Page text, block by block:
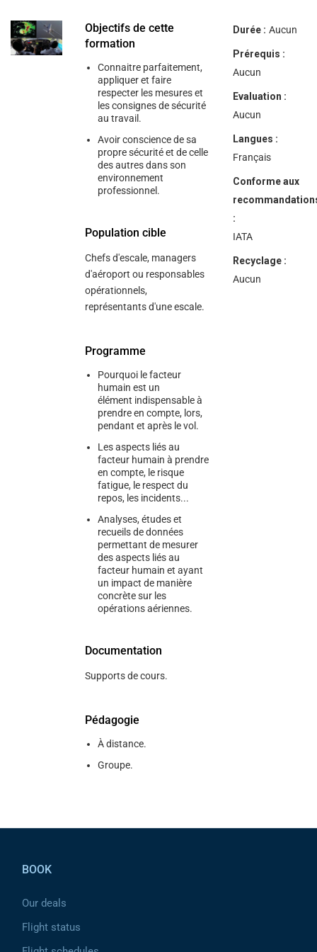
navigate
and
interact
Objectifs de cette
formation
Connaitre parfaitement,
appliquer et faire
respecter les mesures et
les consignes de sécurité
au travail.
Avoir conscience de sa
propre sécurité et de celle
des autres dans son
environnement
professionnel.
Population cible
Chefs d'escale, managers
d'aéroport ou responsables
opérationnels,
représentants d'une escale.
Programme
Pourquoi le facteur
humain est un
élément indispensable à
prendre en compte, lors,
pendant et après le vol.
Les aspects liés au
facteur humain à prendre
en compte, le risque
fatigue, le respect du
repos, les incidents...
Analyses, études et
recueils de données
permettant de mesurer
des aspects liés au
facteur humain et ayant
un impact de manière
concrète sur les
opérations aériennes.
Documentation
Supports de cours.
Pédagogie
À distance.
Groupe.
Durée : Aucun
Prérequis :
Aucun
Evaluation :
Aucun
Langues :
Français
Conforme aux
:
IATA
Recyclage :
Aucun
BOOK
Our deals
Flight status